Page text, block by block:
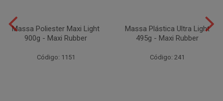
Massa Poliester Maxi Light
900g - Maxi Rubber
Código: 1151
Massa Plástica Ultra Light
495g - Maxi Rubber
Código: 241